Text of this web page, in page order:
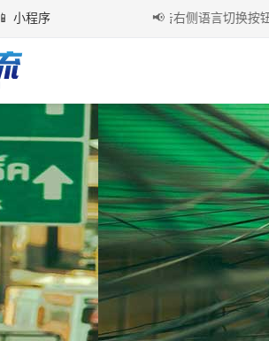
📱 小程序 📢
国内环境下首次点击右侧语言切换按钮